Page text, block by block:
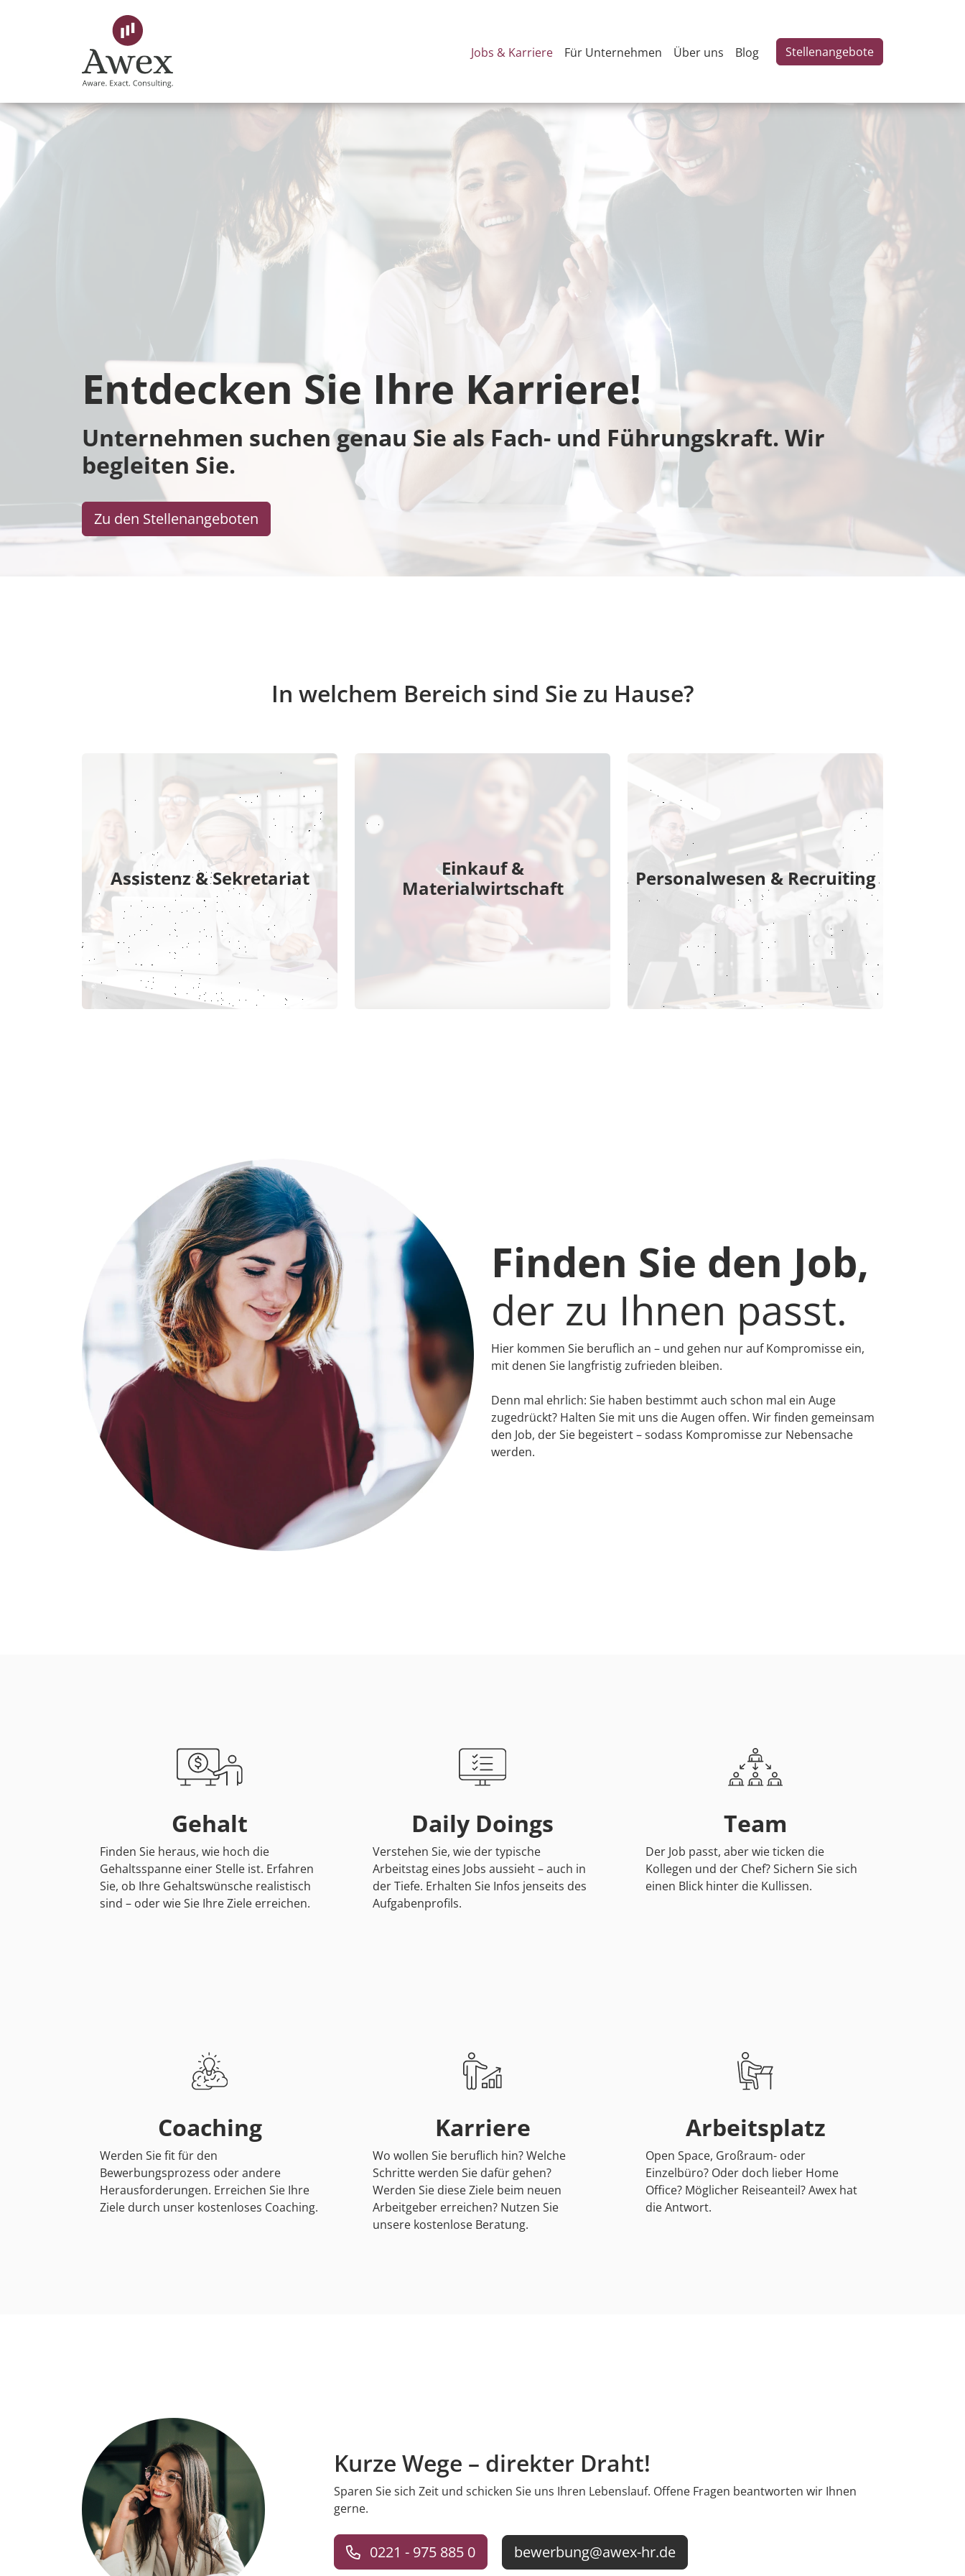
Jobs & Karriere Für Unternehmen Über uns Blog Stellenangebote
Entdecken Sie Ihre Karriere!
Unternehmen suchen genau Sie als Fach- und Führungskraft. Wir
begleiten Sie.
Zu den Stellenangeboten
In welchem Bereich sind Sie zu Hause?
Assistenz & Sekretariat
Einkauf &
Materialwirtschaft
Personalwesen & Recruiting
Finden Sie den Job,
der zu Ihnen passt.
Hier kommen Sie beruflich an – und gehen nur auf Kompromisse ein,
mit denen Sie langfristig zufrieden bleiben.
Denn mal ehrlich: Sie haben bestimmt auch schon mal ein Auge
zugedrückt? Halten Sie mit uns die Augen offen. Wir finden gemeinsam
den Job, der Sie begeistert – sodass Kompromisse zur Nebensache
werden.
Gehalt
Finden Sie heraus, wie hoch die
Gehaltsspanne einer Stelle ist. Erfahren
Sie, ob Ihre Gehaltswünsche realistisch
sind – oder wie Sie Ihre Ziele erreichen.
Daily Doings
Verstehen Sie, wie der typische
Arbeitstag eines Jobs aussieht – auch in
der Tiefe. Erhalten Sie Infos jenseits des
Aufgabenprofils.
Team
Der Job passt, aber wie ticken die
Kollegen und der Chef? Sichern Sie sich
einen Blick hinter die Kullissen.
Coaching
Werden Sie fit für den
Bewerbungsprozess oder andere
Herausforderungen. Erreichen Sie Ihre
Ziele durch unser kostenloses Coaching.
Karriere
Wo wollen Sie beruflich hin? Welche
Schritte werden Sie dafür gehen?
Werden Sie diese Ziele beim neuen
Arbeitgeber erreichen? Nutzen Sie
unsere kostenlose Beratung.
Arbeitsplatz
Open Space, Großraum- oder
Einzelbüro? Oder doch lieber Home
Office? Möglicher Reiseanteil? Awex hat
die Antwort.
Kurze Wege – direkter Draht!
Sparen Sie sich Zeit und schicken Sie uns Ihren Lebenslauf. Offene Fragen beantworten wir Ihnen
gerne.
0221 - 975 885 0 bewerbung@awex-hr.de